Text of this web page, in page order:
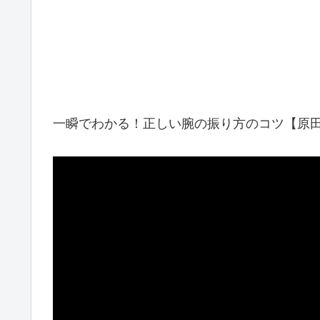
一瞬でわかる！正しい腕の振り方のコツ【原